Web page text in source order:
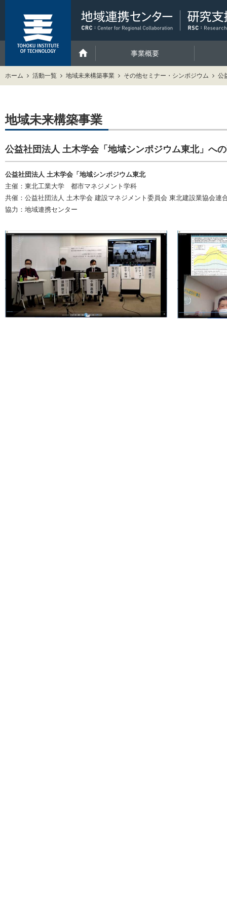
事業概要
ホーム 活動一覧 地域未来構築事業 その他セミナー・シンポジウム 公
地域未来構築事業
公益社団法人 土木学会「地域シンポジウム東北」へ
公益社団法人 土木学会「地域シンポジウム東北
主催：東北工業大学 都市マネジメント学科
共催：公益社団法人 土木学会 建設マネジメント委員会 東北建設業協会連
協力：地域連携センター